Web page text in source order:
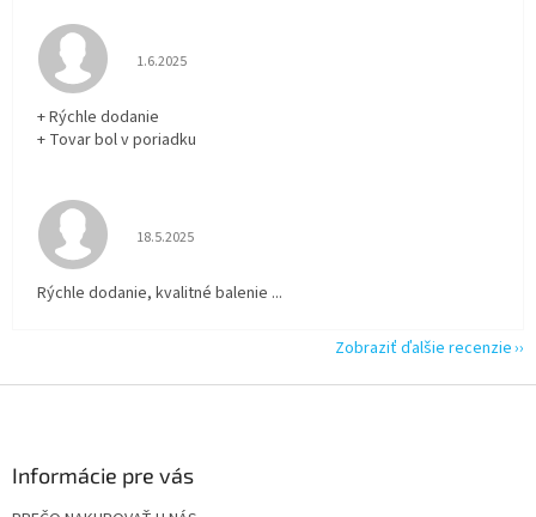
Hodnotenie obchodu je 5 z 5 hviezdičiek.
1.6.2025
+ Rýchle dodanie
+ Tovar bol v poriadku
Hodnotenie obchodu je 5 z 5 hviezdičiek.
18.5.2025
Rýchle dodanie, kvalitné balenie ...
Zobraziť ďalšie recenzie
Informácie pre vás